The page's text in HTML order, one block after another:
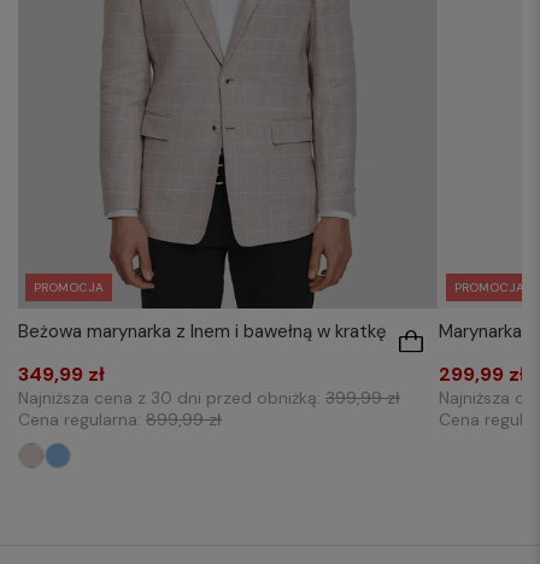
PROMOCJA
Beżowa marynarka z lnem i bawełną w kratkę
349,99 zł
Najniższa cena z 30 dni przed obniżką: 399,99 zł
Cena regularna: 899,99 zł
PROMOCJA
Marynarka
299,99 zł
Najniższa
Cena